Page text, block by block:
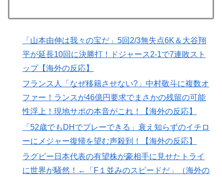
政府の懸念表明に海外ネチズンが大騒ぎ！【海外の反
▶ 韓国人「手術中に震度6強の地震、その時の日本の医療
スタッフたちの姿をご覧ください」→「マジで鳥肌立っ
た」「こういう姿は韓国も見習わないと」「あんな状況
なら日本だけではなく韓国の医療関係者も同じように行
動したはずだ」【熊本地震】
▶ 道端か奴隷商で保護した女の子が実はいいとこの元王子
だったので
▶ 「オーデコロンの定期注文が月50本、1808年の請求書
には72本」ナポレオンは1日2本を何に使っていたの
か…
「山本由伸は我々の宝だ」5回2/3無失点6K＆大谷翔
平が延長10回に決勝打！ドジャース2-1で7連敗スト
ップ【海外の反応】
フランス人「なぜ移籍させない?」中村敬斗に複数オ
ファー！ランスが46億円要求でまさかの残留の可能
性浮上！現地サポの本音がこれ！【海外の反応】
「52歳でもDHでプレーできる」衰え知らずのイチロ
ーにメジャー復帰を望む声殺到！【海外の反応】
ラグビー日本代表の有望株が豪相手に見せたトライ
に世界が騒然！←「F１並みのスピードだ」（海外の